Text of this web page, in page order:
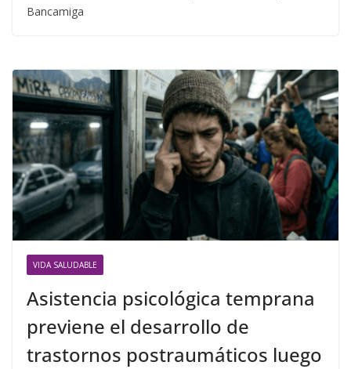
Bancamiga
VIDA SALUDABLE
Asistencia psicológica temprana
previene el desarrollo de
trastornos postraumáticos luego